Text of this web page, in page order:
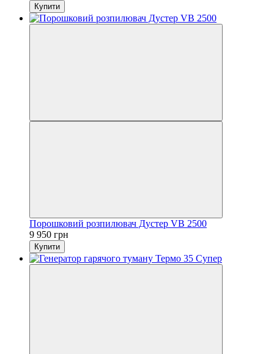
Купити
Порошковий розпилювач Дустер VB 2500
9 950 грн
Купити